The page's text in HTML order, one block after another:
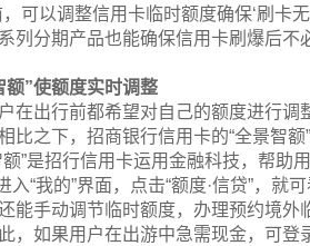
，可以调整信用卡临时额度确保‘刷卡
列分期产品也能确保信用卡刷爆后不
额”使额度实时调整
在出行前都希望对自己的额度进行调
比之下，招商银行信用卡的“全景智额
额”是招行信用卡运用金融科技，帮助
入“我的”界面，点击“额度·信贷”，
能手动调节临时额度，办理预约境外
，如果用户在出游中急需现金，可